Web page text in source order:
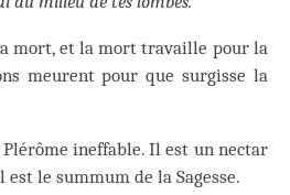
mort, et la mort travaille pour la
meurent pour que surgisse la
ineffable. Il est un nectar
le summum de la Sagesse.